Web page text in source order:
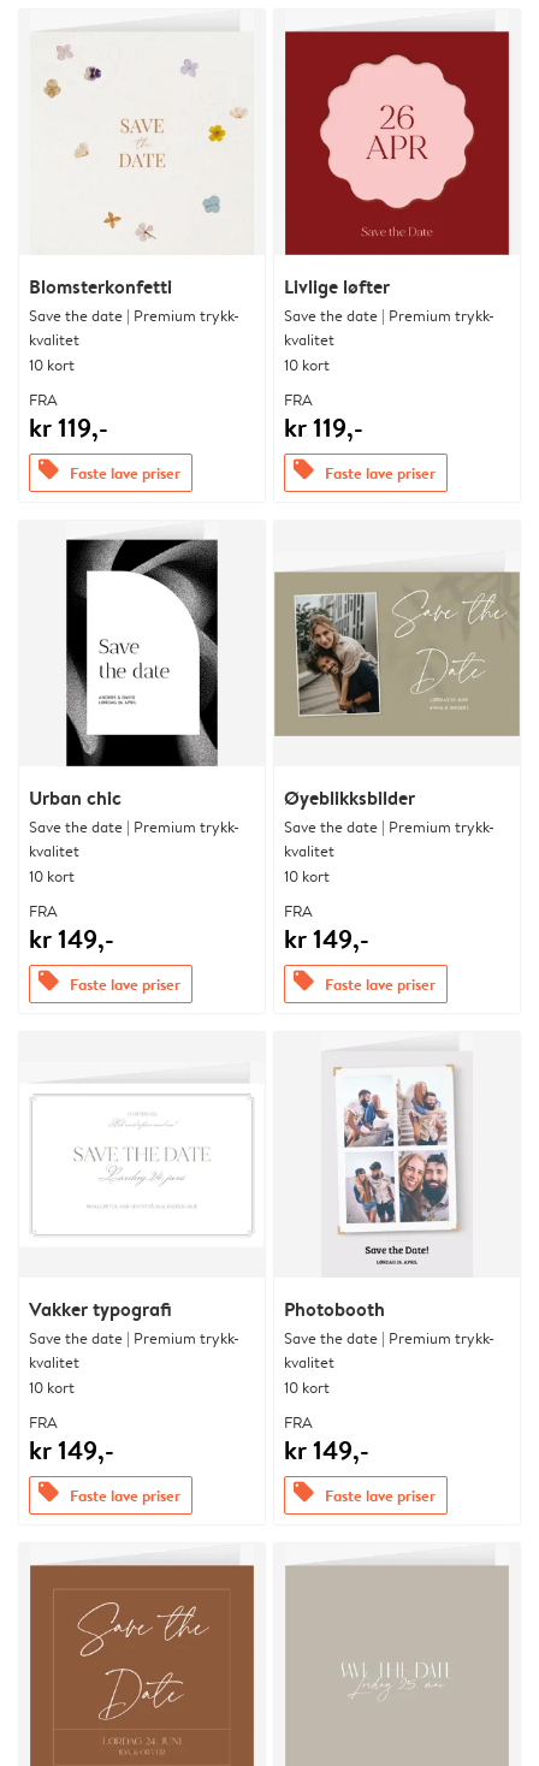
Blomsterkonfetti
Save the date | Premium trykk-
kvalitet
10 kort
FRA
kr 119,-
offers Faste lave priser
Livlige løfter
Save the date | Premium trykk-
kvalitet
10 kort
FRA
kr 119,-
offers Faste lave priser
Urban chic
Save the date | Premium trykk-
kvalitet
10 kort
FRA
kr 149,-
offers Faste lave priser
Øyeblikksbilder
Save the date | Premium trykk-
kvalitet
10 kort
FRA
kr 149,-
offers Faste lave priser
Vakker typografi
Save the date | Premium trykk-
kvalitet
10 kort
FRA
kr 149,-
offers Faste lave priser
Photobooth
Save the date | Premium trykk-
kvalitet
10 kort
FRA
kr 149,-
offers Faste lave priser